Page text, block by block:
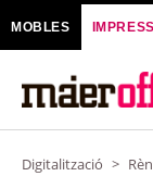
al
contingut
MOBLES
Digitalització >